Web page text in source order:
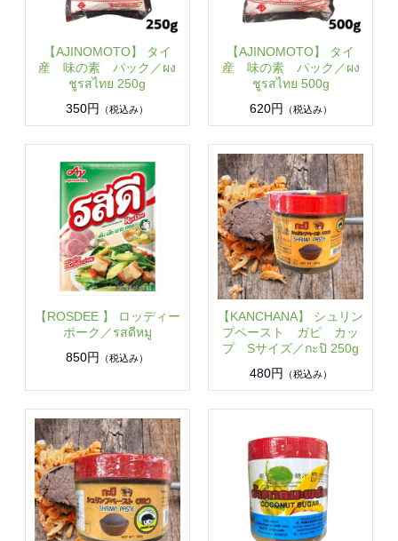
【AJINOMOTO】 タイ
産 味の素 パック／ผง
ชูรสไทย 250g
350円
（税込み）
【AJINOMOTO】 タイ
産 味の素 パック／ผง
ชูรสไทย 500g
620円
（税込み）
【ROSDEE 】 ロッディー
ポーク／รสดีหมู
850円
（税込み）
【KANCHANA】 シュリン
プペースト ガピ カッ
プ Sサイズ／กะปิ 250g
480円
（税込み）